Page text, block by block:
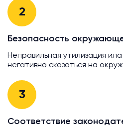
2
Безопасность
Неправильная утилизация
негативно сказаться на
3
Соответствие